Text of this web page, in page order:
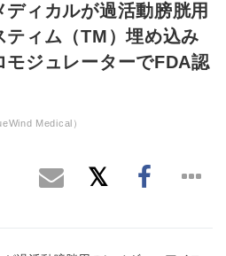
ィカルが過活動膀胱用
ティム（TM）埋め込み
モジュレーターでFDA認
Medical）